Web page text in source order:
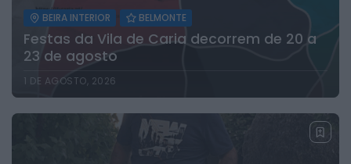
BEIRA INTERIOR BELMONTE
Festas da Vila de Caria decorrem de 20 a
23 de agosto
1 DE AGOSTO, 2026